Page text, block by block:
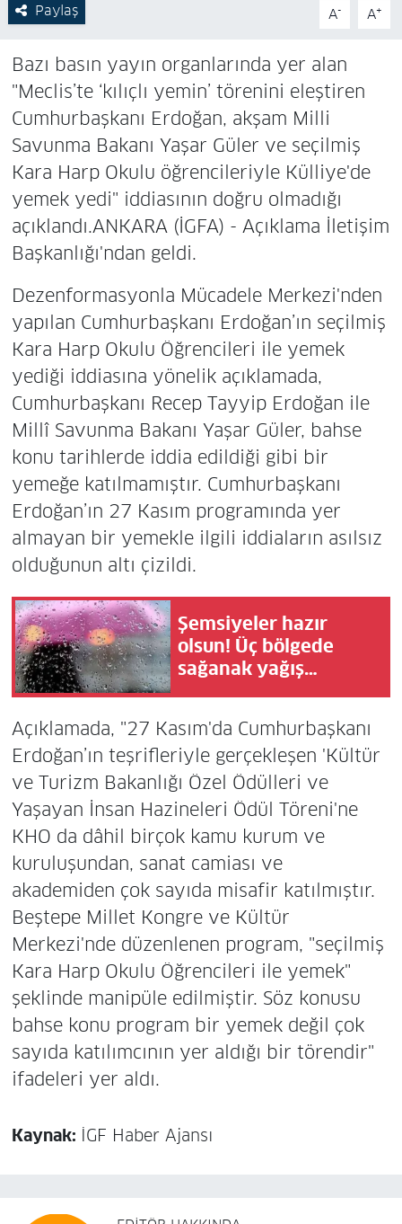
Paylaş A- A+
Bazı basın yayın organlarında yer alan
"Meclis’te ‘kılıçlı yemin’ törenini eleştiren
Cumhurbaşkanı Erdoğan, akşam Milli
Savunma Bakanı Yaşar Güler ve seçilmiş
Kara Harp Okulu öğrencileriyle Külliye'de
yemek yedi" iddiasının doğru olmadığı
açıklandı.ANKARA (İGFA) - Açıklama İletişim
Başkanlığı'ndan geldi.
Dezenformasyonla Mücadele Merkezi'nden
yapılan Cumhurbaşkanı Erdoğan’ın seçilmiş
Kara Harp Okulu Öğrencileri ile yemek
yediği iddiasına yönelik açıklamada,
Cumhurbaşkanı Recep Tayyip Erdoğan ile
Millî Savunma Bakanı Yaşar Güler, bahse
konu tarihlerde iddia edildiği gibi bir
yemeğe katılmamıştır. Cumhurbaşkanı
Erdoğan’ın 27 Kasım programında yer
almayan bir yemekle ilgili iddiaların asılsız
olduğunun altı çizildi.
Şemsiyeler hazır
olsun! Üç bölgede
sağanak yağış
Açıklamada, "27 Kasım'da Cumhurbaşkanı
Erdoğan’ın teşrifleriyle gerçekleşen 'Kültür
ve Turizm Bakanlığı Özel Ödülleri ve
Yaşayan İnsan Hazineleri Ödül Töreni'ne
KHO da dâhil birçok kamu kurum ve
kuruluşundan, sanat camiası ve
akademiden çok sayıda misafir katılmıştır.
Beştepe Millet Kongre ve Kültür
Merkezi'nde düzenlenen program, "seçilmiş
Kara Harp Okulu Öğrencileri ile yemek"
şeklinde manipüle edilmiştir. Söz konusu
bahse konu program bir yemek değil çok
sayıda katılımcının yer aldığı bir törendir"
ifadeleri yer aldı.
Kaynak: İGF Haber Ajansı